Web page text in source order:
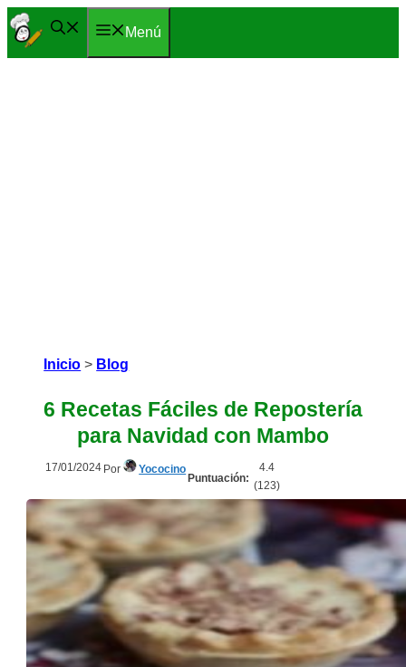
Saltar
al
Menú
Inicio > Blog
6 Recetas Fáciles de Repostería
para Navidad con Mambo
17/01/2024 Por Yococino
Puntuación:
4.4
(123)